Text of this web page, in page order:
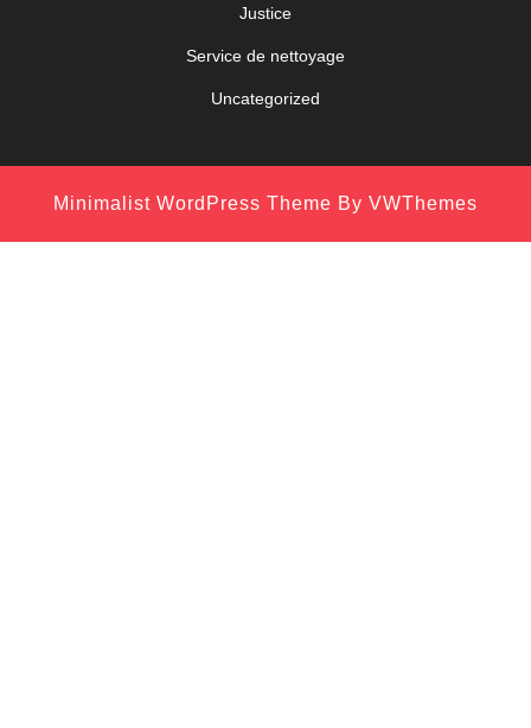
Justice
Service de nettoyage
Uncategorized
Minimalist WordPress Theme By VWThemes